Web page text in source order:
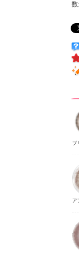
ブ
ア